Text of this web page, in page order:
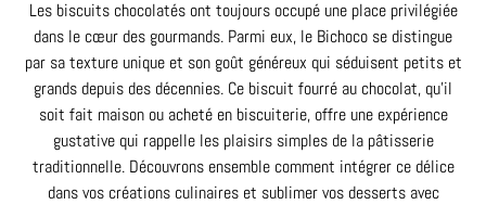
Les biscuits chocolatés ont toujours occupé une place privilégiée
dans le cœur des gourmands. Parmi eux, le Bichoco se distingue
par sa texture unique et son goût généreux qui séduisent petits et
grands depuis des décennies. Ce biscuit fourré au chocolat, qu’il
soit fait maison ou acheté en biscuiterie, offre une expérience
gustative qui rappelle les plaisirs simples de la pâtisserie
traditionnelle. Découvrons ensemble comment intégrer ce délice
dans vos créations culinaires et sublimer vos desserts avec